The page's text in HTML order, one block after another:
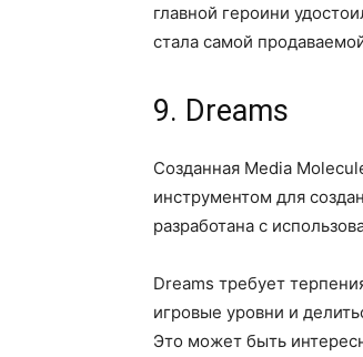
главной героини
стала самой
9. Dreams
Созданная Media
инструментом для
разработана с
Dreams требует
игровые уровни и
Это может быть